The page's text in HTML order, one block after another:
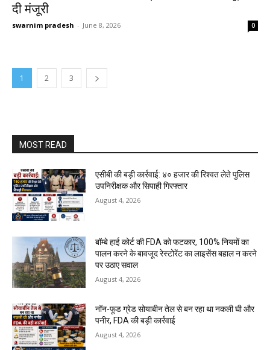
दी मंजूरी
swarnim pradesh - June 8, 2026 0
1 2 3
MOST READ
एसीबी की बड़ी कार्रवाई: ₹४० हजार की रिश्वत लेते पुलिस
उपनिरीक्षक और सिपाही गिरफ्तार
August 4, 2026
बॉम्बे हाई कोर्ट की FDA को फटकार, 100% नियमों का
पालन करने के बावजूद रेस्टोरेंट का लाइसेंस बहाल न करने
पर उठाए सवाल
August 4, 2026
नॉन-फूड ग्रेड सोयाबीन तेल से बन रहा था नकली घी और
पनीर, FDA की बड़ी कार्रवाई
August 4, 2026